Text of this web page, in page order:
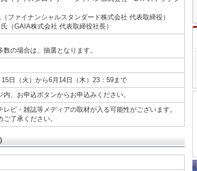
ファイナンシャルスタンダード株式会社 代表取締役）
（GAIA株式会社 代表取締役社長）
の場合は、抽選となります。
15日（火）から6月14日（木）23：59まで
内、お申込ボタンからお申込みください。
レビ・雑誌等メディアの取材が入る可能性がございます。
ご了承ください。